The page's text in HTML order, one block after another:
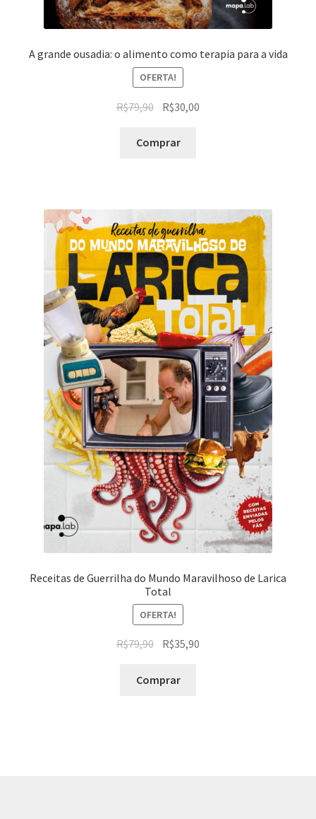
A grande ousadia: o alimento como terapia para a vida
OFERTA!
R$79,90 R$30,00
Comprar
Receitas de Guerrilha do Mundo Maravilhoso de Larica
Total
OFERTA!
R$79,90 R$35,90
Comprar